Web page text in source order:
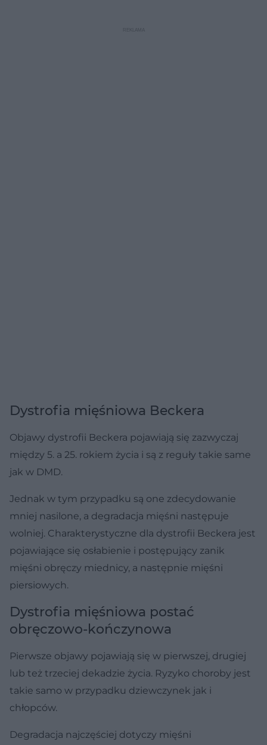
Dystrofia mięśniowa Beckera
Objawy dystrofii Beckera pojawiają się zazwyczaj
między 5. a 25. rokiem życia i są z reguły takie same
jak w DMD.
Jednak w tym przypadku są one zdecydowanie
mniej nasilone, a degradacja mięśni następuje
wolniej. Charakterystyczne dla dystrofii Beckera jest
pojawiające się osłabienie i postępujący zanik
mięśni obręczy miednicy, a następnie mięśni
piersiowych.
Dystrofia mięśniowa postać
obręczowo-kończynowa
Pierwsze objawy pojawiają się w pierwszej, drugiej
lub też trzeciej dekadzie życia. Ryzyko choroby jest
takie samo w przypadku dziewczynek jak i
chłopców.
Degradacja najczęściej dotyczy mięśni